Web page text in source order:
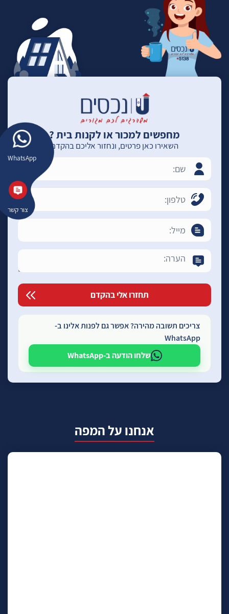
WhatsApp
צור קשר
מחפשים למכור או לקנות בית ?
השאירו כאן פרטים, ונחזור אליכם בהקדם
צריכים תשובה מהירה? אפשר גם לפנות אלינו ב-
WhatsApp
שלחו הודעה ב-WhatsApp
אנחנו על המפה